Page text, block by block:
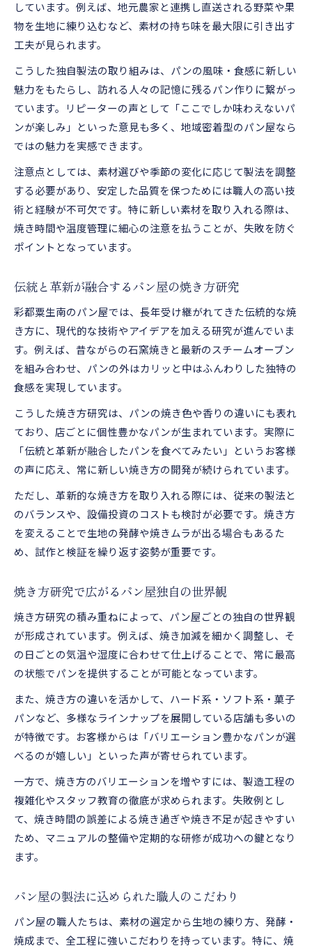
しています。例えば、地元農家と連携し直送される野菜や果
物を生地に練り込むなど、素材の持ち味を最大限に引き出す
工夫が見られます。
こうした独自製法の取り組みは、パンの風味・食感に新しい
魅力をもたらし、訪れる人々の記憶に残るパン作りに繋がっ
ています。リピーターの声として「ここでしか味わえないパ
ンが楽しみ」といった意見も多く、地域密着型のパン屋なら
ではの魅力を実感できます。
注意点としては、素材選びや季節の変化に応じて製法を調整
する必要があり、安定した品質を保つためには職人の高い技
術と経験が不可欠です。特に新しい素材を取り入れる際は、
焼き時間や温度管理に細心の注意を払うことが、失敗を防ぐ
ポイントとなっています。
伝統と革新が融合するパン屋の焼き方研究
彩都粟生南のパン屋では、長年受け継がれてきた伝統的な焼
き方に、現代的な技術やアイデアを加える研究が進んでいま
す。例えば、昔ながらの石窯焼きと最新のスチームオーブン
を組み合わせ、パンの外はカリッと中はふんわりした独特の
食感を実現しています。
こうした焼き方研究は、パンの焼き色や香りの違いにも表れ
ており、店ごとに個性豊かなパンが生まれています。実際に
「伝統と革新が融合したパンを食べてみたい」というお客様
の声に応え、常に新しい焼き方の開発が続けられています。
ただし、革新的な焼き方を取り入れる際には、従来の製法と
のバランスや、設備投資のコストも検討が必要です。焼き方
を変えることで生地の発酵や焼きムラが出る場合もあるた
め、試作と検証を繰り返す姿勢が重要です。
焼き方研究で広がるパン屋独自の世界観
焼き方研究の積み重ねによって、パン屋ごとの独自の世界観
が形成されています。例えば、焼き加減を細かく調整し、そ
の日ごとの気温や湿度に合わせて仕上げることで、常に最高
の状態でパンを提供することが可能となっています。
また、焼き方の違いを活かして、ハード系・ソフト系・菓子
パンなど、多様なラインナップを展開している店舗も多いの
が特徴です。お客様からは「バリエーション豊かなパンが選
べるのが嬉しい」といった声が寄せられています。
一方で、焼き方のバリエーションを増やすには、製造工程の
複雑化やスタッフ教育の徹底が求められます。失敗例とし
て、焼き時間の誤差による焼き過ぎや焼き不足が起きやすい
ため、マニュアルの整備や定期的な研修が成功への鍵となり
ます。
パン屋の製法に込められた職人のこだわり
パン屋の職人たちは、素材の選定から生地の練り方、発酵・
焼成まで、全工程に強いこだわりを持っています。特に、焼